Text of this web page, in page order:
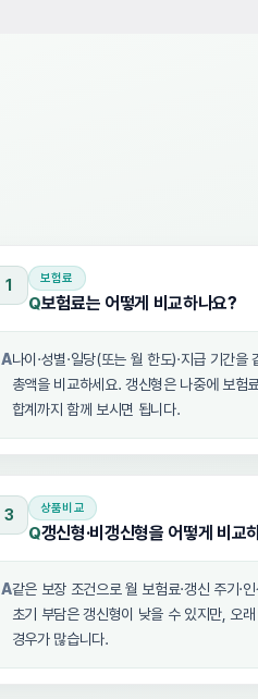
1 보험료
Q보험료는 어떻게 비교하나요?
A나이·성별·일당(또는 월 한도)·지급 기간
총액을 비교하세요. 갱신형은 나중에 보험
합계까지 함께 보시면 됩니다.
3 상품비교
Q갱신형·비갱신형을 어떻게 비교
A같은 보장 조건으로 월 보험료·갱신 주기·
초기 부담은 갱신형이 낮을 수 있지만, 오
경우가 많습니다.